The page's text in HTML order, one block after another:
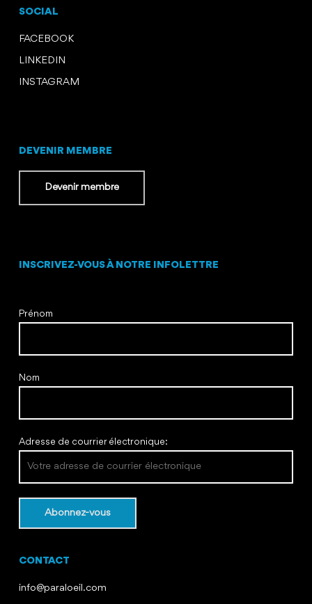
SOCIAL
FACEBOOK
LINKEDIN
INSTAGRAM
DEVENIR MEMBRE
Devenir membre
INSCRIVEZ-VOUS À NOTRE INFOLETTRE
Prénom
Nom
Adresse de courrier électronique:
CONTACT
info@paraloeil.com